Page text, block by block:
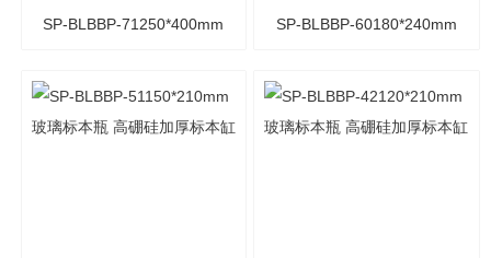
SP-BLBBP-71250*400mm
本缸
SP-BLBBP-60180*240mm
本缸